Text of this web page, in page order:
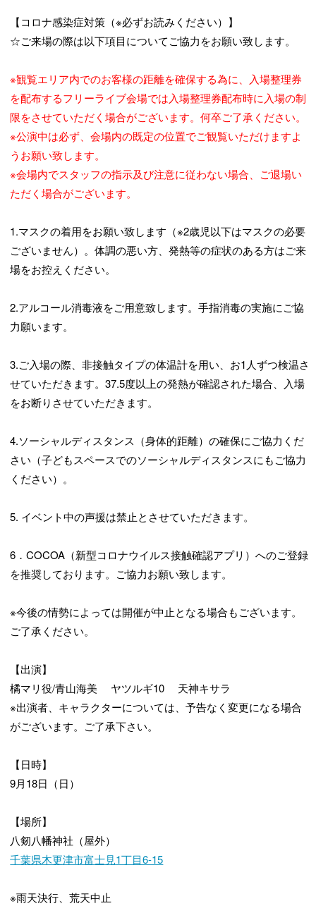
【コロナ感染症対策（※必ずお読みください）】
☆ご来場の際は以下項目についてご協力をお願い致します。
※観覧エリア内でのお客様の距離を確保する為に、入場整理券
を配布するフリーライブ会場では入場整理券配布時に入場の制
限をさせていただく場合がございます。何卒ご了承ください。
※公演中は必ず、会場内の既定の位置でご観覧いただけますよ
うお願い致します。
※会場内でスタッフの指示及び注意に従わない場合、ご退場い
ただく場合がございます。
1.マスクの着用をお願い致します（※2歳児以下はマスクの必要
ございません）。体調の悪い方、発熱等の症状のある方はご来
場をお控えください。
2.アルコール消毒液をご用意致します。手指消毒の実施にご協
力願います。
3.ご入場の際、非接触タイプの体温計を用い、お1人ずつ検温さ
せていただきます。37.5度以上の発熱が確認された場合、入場
をお断りさせていただきます。
4.ソーシャルディスタンス（身体的距離）の確保にご協力くだ
さい（子どもスペースでのソーシャルディスタンスにもご協力
ください）。
5. イベント中の声援は禁止とさせていただきます。
6．COCOA（新型コロナウイルス接触確認アプリ）へのご登録
を推奨しております。ご協力お願い致します。
※今後の情勢によっては開催が中止となる場合もございます。
ご了承ください。
【出演】
橘マリ役/青山海美 ヤツルギ10 天神キサラ
※出演者、キャラクターについては、予告なく変更になる場合
がございます。ご了承下さい。
【日時】
9月18日（日）
【場所】
八剱八幡神社（屋外）
千葉県木更津市富士見1丁目6-15
※雨天決行、荒天中止